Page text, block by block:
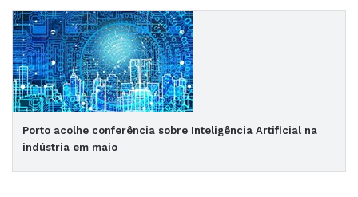
Porto acolhe conferência sobre Inteligência Artificial na
indústria em maio